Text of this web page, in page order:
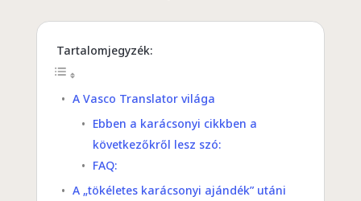
Tartalomjegyzék:
A Vasco Translator világa
Ebben a karácsonyi cikkben a
következőkről lesz szó:
FAQ:
A „tökéletes karácsonyi ajándék” utáni